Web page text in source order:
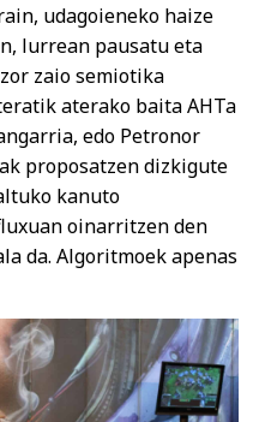
udagoieneko haize
lurrean pausatu eta
zaio semiotika
aterako baita AHTa
edo Petronor
proposatzen dizkigute
kanuto
oinarritzen den
da. Algoritmoek apenas